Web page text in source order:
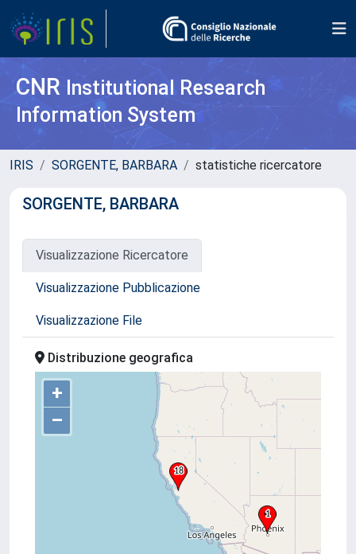
CNR Institutional Research
Information System
IRIS SORGENTE, BARBARA statistiche ricercatore
SORGENTE, BARBARA
Visualizzazione Ricercatore
Visualizzazione Pubblicazione
Visualizzazione File
Distribuzione geografica
+
–